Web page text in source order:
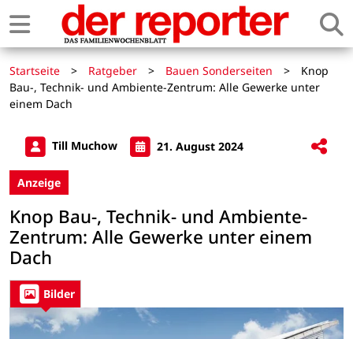
Startseite > Ratgeber > Bauen Sonderseiten >
Knop
Bau-, Technik- und Ambiente-Zentrum: Alle Gewerke unter
einem Dach
Till Muchow 21. August 2024
Anzeige
Knop Bau-, Technik- und Ambiente-
Zentrum: Alle Gewerke unter einem
Dach
Bilder